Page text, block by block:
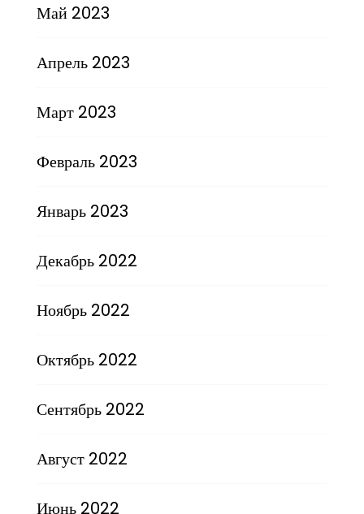
Май 2023
Апрель 2023
Март 2023
Февраль 2023
Январь 2023
Декабрь 2022
Ноябрь 2022
Октябрь 2022
Сентябрь 2022
Август 2022
Июнь 2022